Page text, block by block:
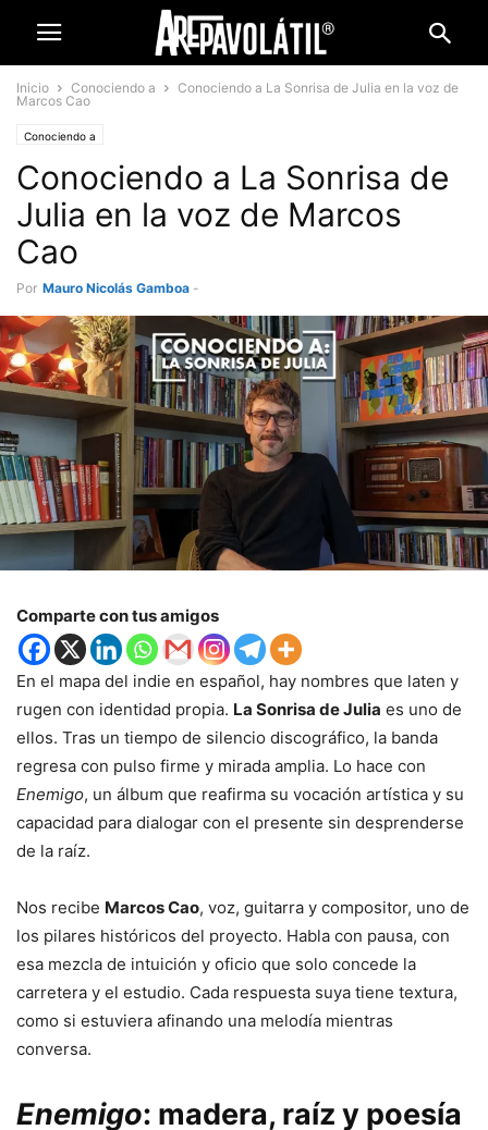
Inicio Conociendo a
Conociendo a La Sonrisa de Julia en la voz de
Marcos Cao
Conociendo a
Conociendo a La Sonrisa de
Julia en la voz de Marcos
Cao
Por Mauro Nicolás Gamboa -
Comparte con tus amigos
En el mapa del indie en español, hay nombres que laten y
rugen con identidad propia. La Sonrisa de Julia es uno de
ellos. Tras un tiempo de silencio discográfico, la banda
regresa con pulso firme y mirada amplia. Lo hace con
Enemigo, un álbum que reafirma su vocación artística y su
capacidad para dialogar con el presente sin desprenderse
de la raíz.
Nos recibe Marcos Cao, voz, guitarra y compositor, uno de
los pilares históricos del proyecto. Habla con pausa, con
esa mezcla de intuición y oficio que solo concede la
carretera y el estudio. Cada respuesta suya tiene textura,
como si estuviera afinando una melodía mientras
conversa.
Enemigo: madera, raíz y poesía